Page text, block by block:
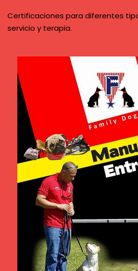
Certificaciones para diferentes
servicio y terapia.